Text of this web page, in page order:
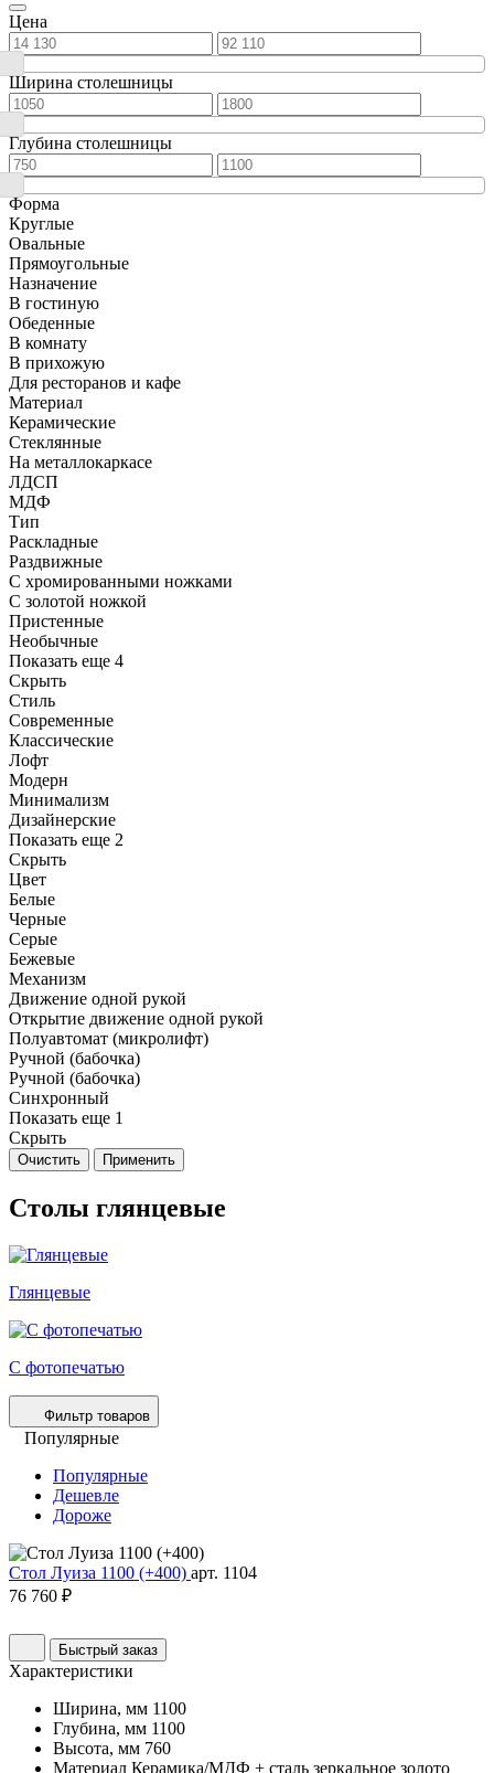
Цена
Ширина столешницы
Глубина столешницы
Форма
Круглые
Овальные
Прямоугольные
Назначение
В гостиную
Обеденные
В комнату
В прихожую
Для ресторанов и кафе
Материал
Керамические
Стеклянные
На металлокаркасе
ЛДСП
МДФ
Тип
Раскладные
Раздвижные
С хромированными ножками
С золотой ножкой
Пристенные
Необычные
Показать еще 4
Скрыть
Стиль
Современные
Классические
Лофт
Модерн
Минимализм
Дизайнерские
Показать еще 2
Скрыть
Цвет
Белые
Черные
Серые
Бежевые
Механизм
Движение одной рукой
Открытие движение одной рукой
Полуавтомат (микролифт)
Ручной (бабочка)
Ручной (бабочка)
Синхронный
Показать еще 1
Скрыть
Очистить Применить
Столы глянцевые
Глянцевые
С фотопечатью
Фильтр товаров
Популярные
Популярные
Дешевле
Дороже
Стол Луиза 1100 (+400) арт. 1104
76 760 ₽
Быстрый заказ
Характеристики
Ширина, мм 1100
Глубина, мм 1100
Высота, мм 760
Материал Керамика/МДФ + сталь зеркальное золото